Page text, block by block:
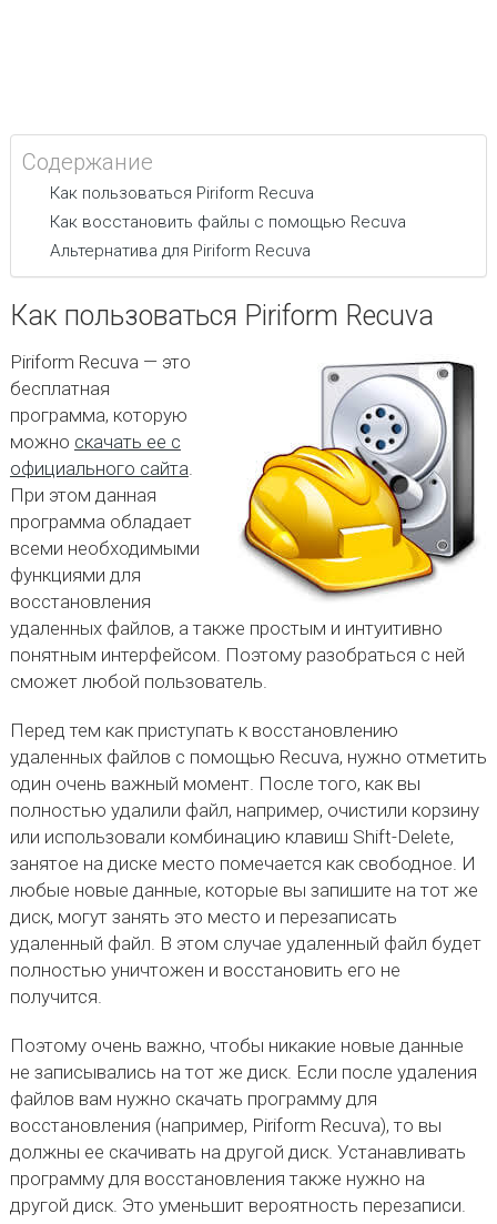
Содержание
Как пользоваться Piriform Recuva
Как восстановить файлы с помощью Recuva
Альтернатива для Piriform Recuva
Как пользоваться Piriform Recuva
Piriform Recuva — это
бесплатная
программа, которую
можно скачать ее с
официального сайта.
При этом данная
программа обладает
всеми необходимыми
функциями для
восстановления
удаленных файлов, а также простым и интуитивно
понятным интерфейсом. Поэтому разобраться с ней
сможет любой пользователь.
Перед тем как приступать к восстановлению
удаленных файлов с помощью Recuva, нужно отметить
один очень важный момент. После того, как вы
полностью удалили файл, например, очистили корзину
или использовали комбинацию клавиш Shift-Delete,
занятое на диске место помечается как свободное. И
любые новые данные, которые вы запишите на тот же
диск, могут занять это место и перезаписать
удаленный файл. В этом случае удаленный файл будет
полностью уничтожен и восстановить его не
получится.
Поэтому очень важно, чтобы никакие новые данные
не записывались на тот же диск. Если после удаления
файлов вам нужно скачать программу для
восстановления (например, Piriform Recuva), то вы
должны ее скачивать на другой диск. Устанавливать
программу для восстановления также нужно на
другой диск. Это уменьшит вероятность перезаписи.